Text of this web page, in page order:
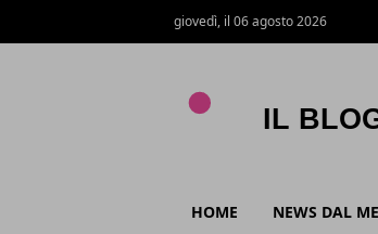
giovedì, il 06 agosto 2026
HOME NEWS DAL